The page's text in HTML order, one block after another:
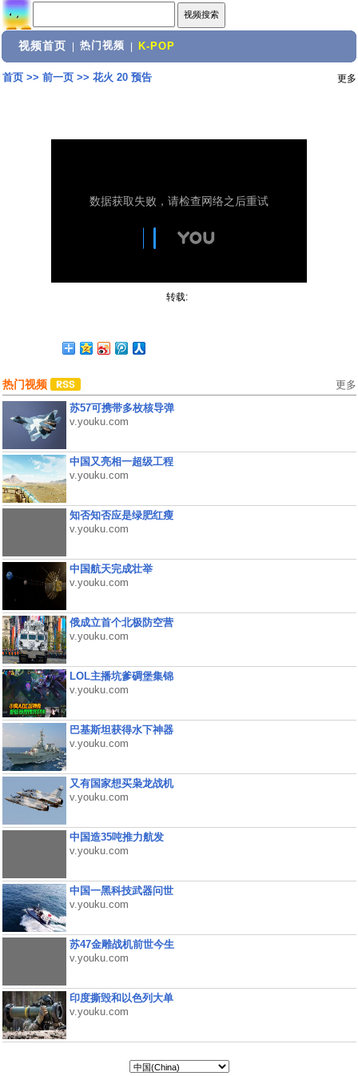
视频首页 热门视频 K-POP
首页>> 前一页>> 花火 20 预告 更多
转载:
热门视频 更多
苏57可携带多枚核导弹
v.youku.com
中国又亮相一超级工程
v.youku.com
知否知否应是绿肥红瘦
v.youku.com
中国航天完成壮举
v.youku.com
俄成立首个北极防空营
v.youku.com
LOL主播坑爹碉堡集锦
v.youku.com
巴基斯坦获得水下神器
v.youku.com
又有国家想买枭龙战机
v.youku.com
中国造35吨推力航发
v.youku.com
中国一黑科技武器问世
v.youku.com
苏47金雕战机前世今生
v.youku.com
印度撕毁和以色列大单
v.youku.com